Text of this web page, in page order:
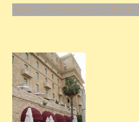
ΑΠΟΚΑΛΥΠΤΗΡΙΑ ΣΤΟ ΠΕΡΙΣΤΕΡΙ